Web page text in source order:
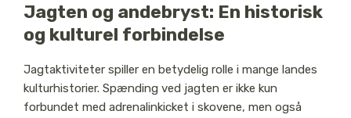
Jagten og andebryst: En historisk
og kulturel forbindelse
Jagtaktiviteter spiller en betydelig rolle i mange landes
kulturhistorier. Spænding ved jagten er ikke kun
forbundet med adrenalinkicket i skovene, men også